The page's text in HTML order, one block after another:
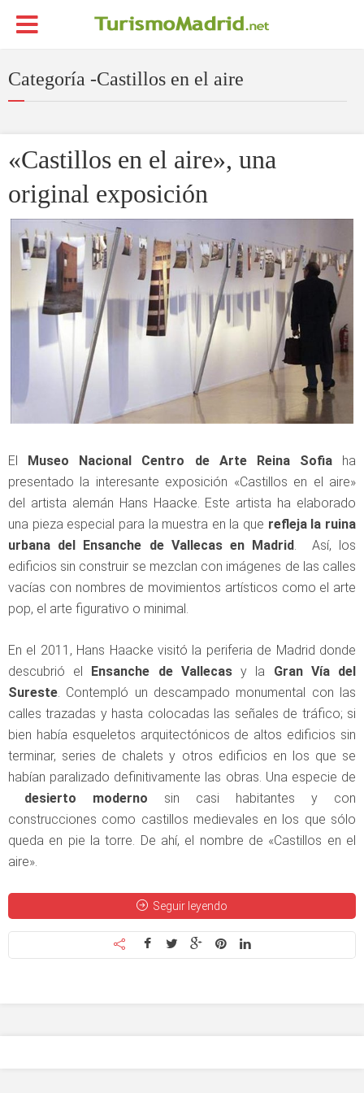
Categoría -Castillos en el aire
«Castillos en el aire», una
original exposición
El Museo Nacional Centro de Arte Reina Sofiaha
presentado la interesante exposición «Castillos en el aire»
del artista alemán Hans Haacke. Este artista ha elaborado
una pieza especial para la muestra en la que refleja la ruina
urbana del Ensanche de Vallecas en Madrid. Así, los
edificios sin construir se mezclan con imágenes de las calles
vacías con nombres de movimientos artísticos como el arte
pop, el arte figurativo o minimal.
En el 2011, Hans Haacke visitó la periferia de Madrid donde
descubrió el
Ensanche de Vallecasy la Gran Vía del
Sureste. Contempló un descampado monumental con las
calles trazadas y hasta colocadas las señales de tráfico; si
bien había esqueletos arquitectónicos de altos edificios sin
terminar, series de chalets y otros edificios en los que se
habían paralizado definitivamente las obras. Una especie de
desierto moderno sin casi habitantes y con
construcciones como castillos medievales en los que sólo
queda en pie la torre. De ahí, el nombre de «Castillos en el
aire».
Seguir leyendo